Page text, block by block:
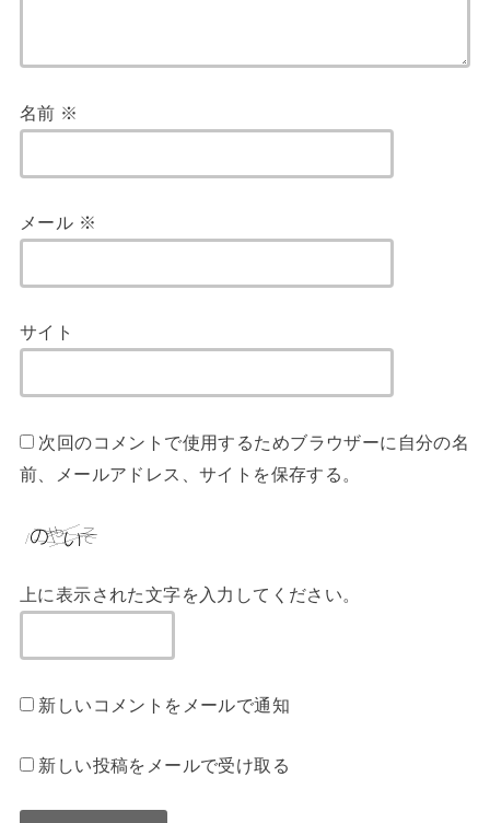
名前 ※
メール ※
サイト
次回のコメントで使用するためブラウザーに自分の名
前、メールアドレス、サイトを保存する。
上に表示された文字を入力してください。
新しいコメントをメールで通知
新しい投稿をメールで受け取る